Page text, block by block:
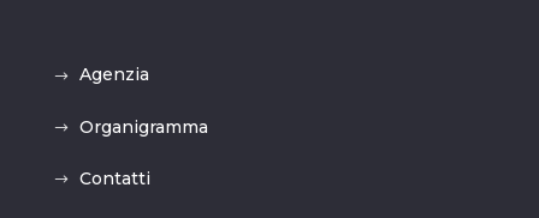
Agenzia
Organigramma
Contatti